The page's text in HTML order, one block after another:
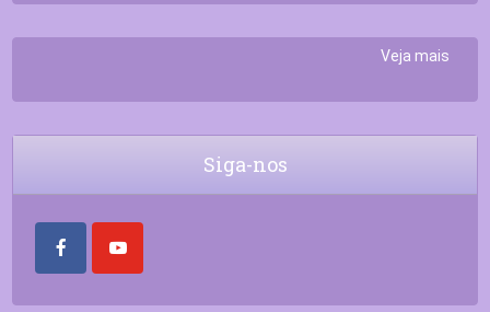
Veja mais
Siga-nos